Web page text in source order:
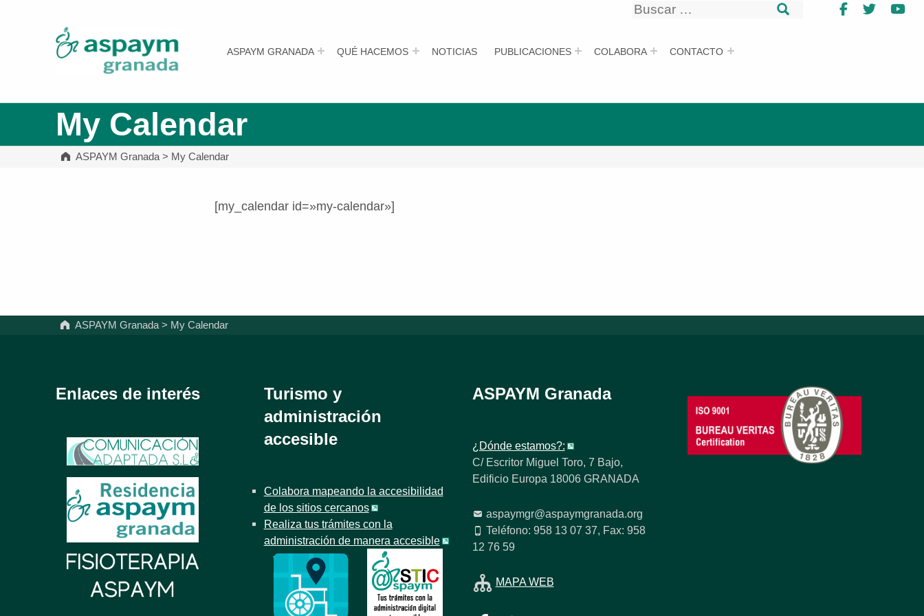
ASPAYM GRANADA QUÉ HACEMOS NOTICIAS PUBLICACIONES COLABORA CONTACTO
Buscar
Facebook
Twitter
My Calendar
ASPAYM Granada > My Calendar
[my_calendar id=»my-calendar»]
Volver a la navegación principal
ASPAYM Granada> My Calendar
Enlaces de interés
Turismo y
administración
accesible
Colabora mapeando la accesibilidad
de los sitios cercanos
Realiza tus trámites con la
administración de manera accesible
ASPAYM Granada
¿Dónde estamos?:
C/ Escritor Miguel Toro, 7 Bajo,
Edificio Europa 18006 GRANADA
aspaymgr@aspaymgranada.org
Teléfono: 958 13 07 37, Fax: 958
12 76 59
MAPA WEB